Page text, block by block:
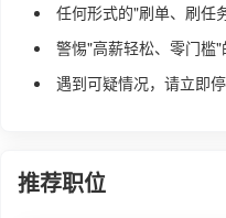
任何形式的"刷单、刷任
警惕"高薪轻松、零门槛"
遇到可疑情况，请立即
推荐职位